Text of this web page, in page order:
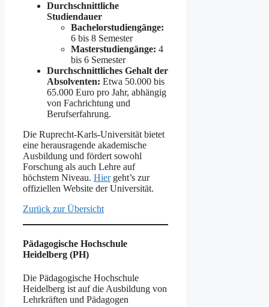
Durchschnittliche
Studiendauer
Bachelorstudiengänge:
6 bis 8 Semester
Masterstudiengänge: 4
bis 6 Semester
Durchschnittliches Gehalt der
Absolventen: Etwa 50.000 bis
65.000 Euro pro Jahr, abhängig
von Fachrichtung und
Berufserfahrung.
Die Ruprecht-Karls-Universität bietet
eine herausragende akademische
Ausbildung und fördert sowohl
Forschung als auch Lehre auf
höchstem Niveau. Hiergeht’s zur
offiziellen Website der Universität.
Zurück zur Übersicht
Pädagogische Hochschule
Heidelberg (PH)
Die Pädagogische Hochschule
Heidelberg ist auf die Ausbildung von
Lehrkräften und Pädagogen